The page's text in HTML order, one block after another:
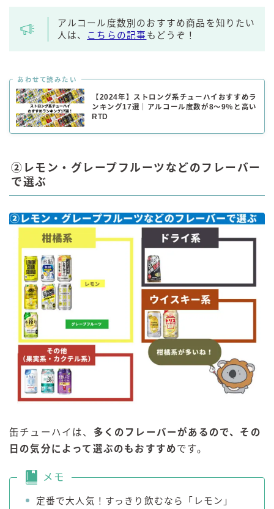
アルコール度数別のおすすめ商品を知りたい
人は、
こちらの記事 もどうぞ！
あわせて読みたい
【2024年】ストロング系チューハイおすすめラ
ンキング17選｜アルコール度数が8～9％と高い
RTD
②レモン・グレープフルーツなどのフレーバー
で選ぶ
缶チューハイは、 多くのフレーバーがあるので、その
日の気分によって選ぶのもおすすめです。
メモ
定番で大人気！すっきり飲むなら「レモン」